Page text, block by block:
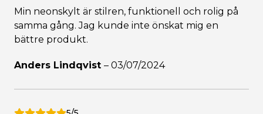
Min neonskylt är stilren, funktionell och rolig på
samma gång. Jag kunde inte önskat mig en
bättre produkt.
Anders Lindqvist – 03/07/2024